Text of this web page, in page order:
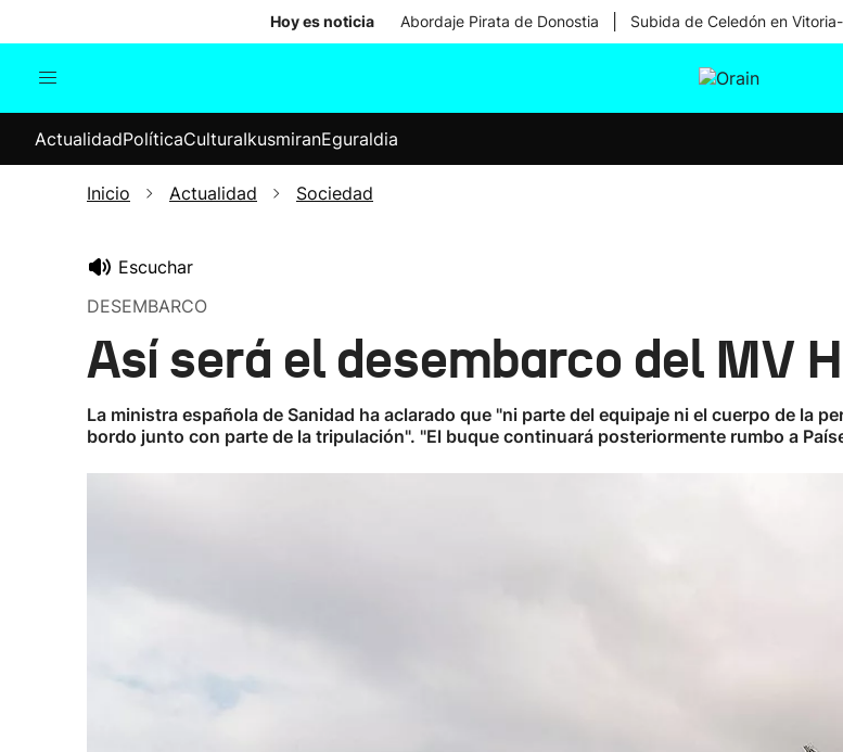
Hoy es noticia Abordaje Pirata de Donostia Subida de Celedón en
Internacional
Elecciones
ActualidadPolíticaCulturaIkusmiranEguraldia
Inicio Actualidad Sociedad
Escuchar
DESEMBARCO
Así será el desembarco del MV
La ministra española de Sanidad ha aclarado que "ni parte del equipaje ni el cuerpo de la
bordo junto con parte de la tripulación". "El buque continuará posteriormente rumbo a